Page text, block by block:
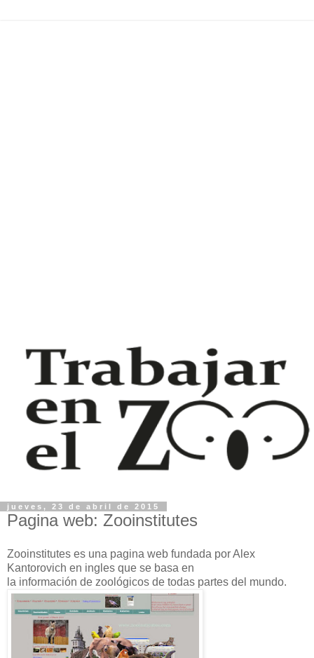
jueves, 23 de abril de 2015
Pagina web: Zooinstitutes
Zooinstitutes es una pagina web fundada por Alex
Kantorovich en ingles que se basa en
la información de zoológicos de todas partes del mundo.